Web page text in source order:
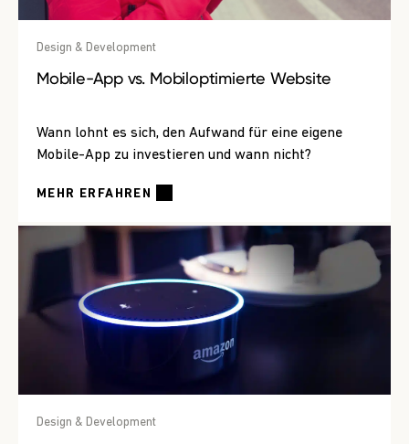
Design & Development
Mobile-App vs. Mobiloptimierte Website
Wann lohnt es sich, den Aufwand für eine eigene
Mobile-App zu investieren und wann nicht?
MEHR ERFAHREN
Design & Development